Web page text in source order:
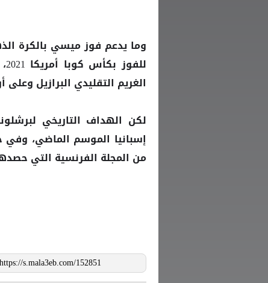
وما يدعم فوزميسي بالكرة
الغريم التقليدي البرازيل وعلى
لكن الهداف التاريخي
من المجلة الفرنسية التي حصدها